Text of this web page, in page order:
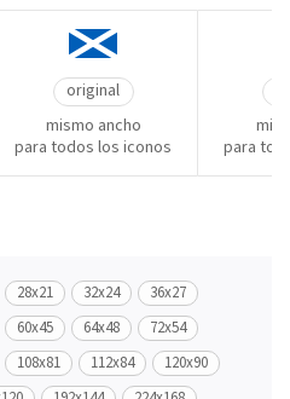
original
mismo ancho
para todos los iconos
para
28x21 32x24
36x27
60x45 64x48
72x54
108x81 112x84
120x90